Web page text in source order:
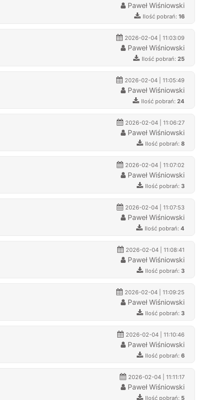
Paweł Wiśniowski
Ilość pobrań: 16
2026-02-04 | 11:03:09
Paweł Wiśniowski
Ilość pobrań: 25
2026-02-04 | 11:05:49
Paweł Wiśniowski
Ilość pobrań: 24
2026-02-04 | 11:06:27
Paweł Wiśniowski
Ilość pobrań: 8
2026-02-04 | 11:07:02
Paweł Wiśniowski
Ilość pobrań: 3
2026-02-04 | 11:07:53
Paweł Wiśniowski
Ilość pobrań: 4
2026-02-04 | 11:08:41
Paweł Wiśniowski
Ilość pobrań: 3
2026-02-04 | 11:09:25
Paweł Wiśniowski
Ilość pobrań: 3
2026-02-04 | 11:10:46
Paweł Wiśniowski
Ilość pobrań: 6
2026-02-04 | 11:11:17
Paweł Wiśniowski
Ilość pobrań: 5